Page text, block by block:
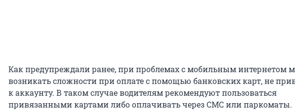
Как предупреждали ранее, при проблемах с мобильным интернетом
возникать сложности при оплате с помощью банковских карт, не
к аккаунту. В таком случае водителям рекомендуют пользоваться
привязанными картами либо оплачивать через СМС или паркоматы.